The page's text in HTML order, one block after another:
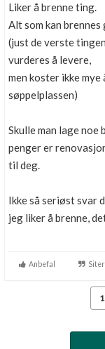
Liker å brenne ting.
Alt som kan brennes
(just de verste
vurderes å levere,
men koster ikke mye
søppelplassen)
Skulle man lage noe
penger er
til deg.
Ikke så seriøst svar
jeg liker å brenne,
Anbefal Siter
1